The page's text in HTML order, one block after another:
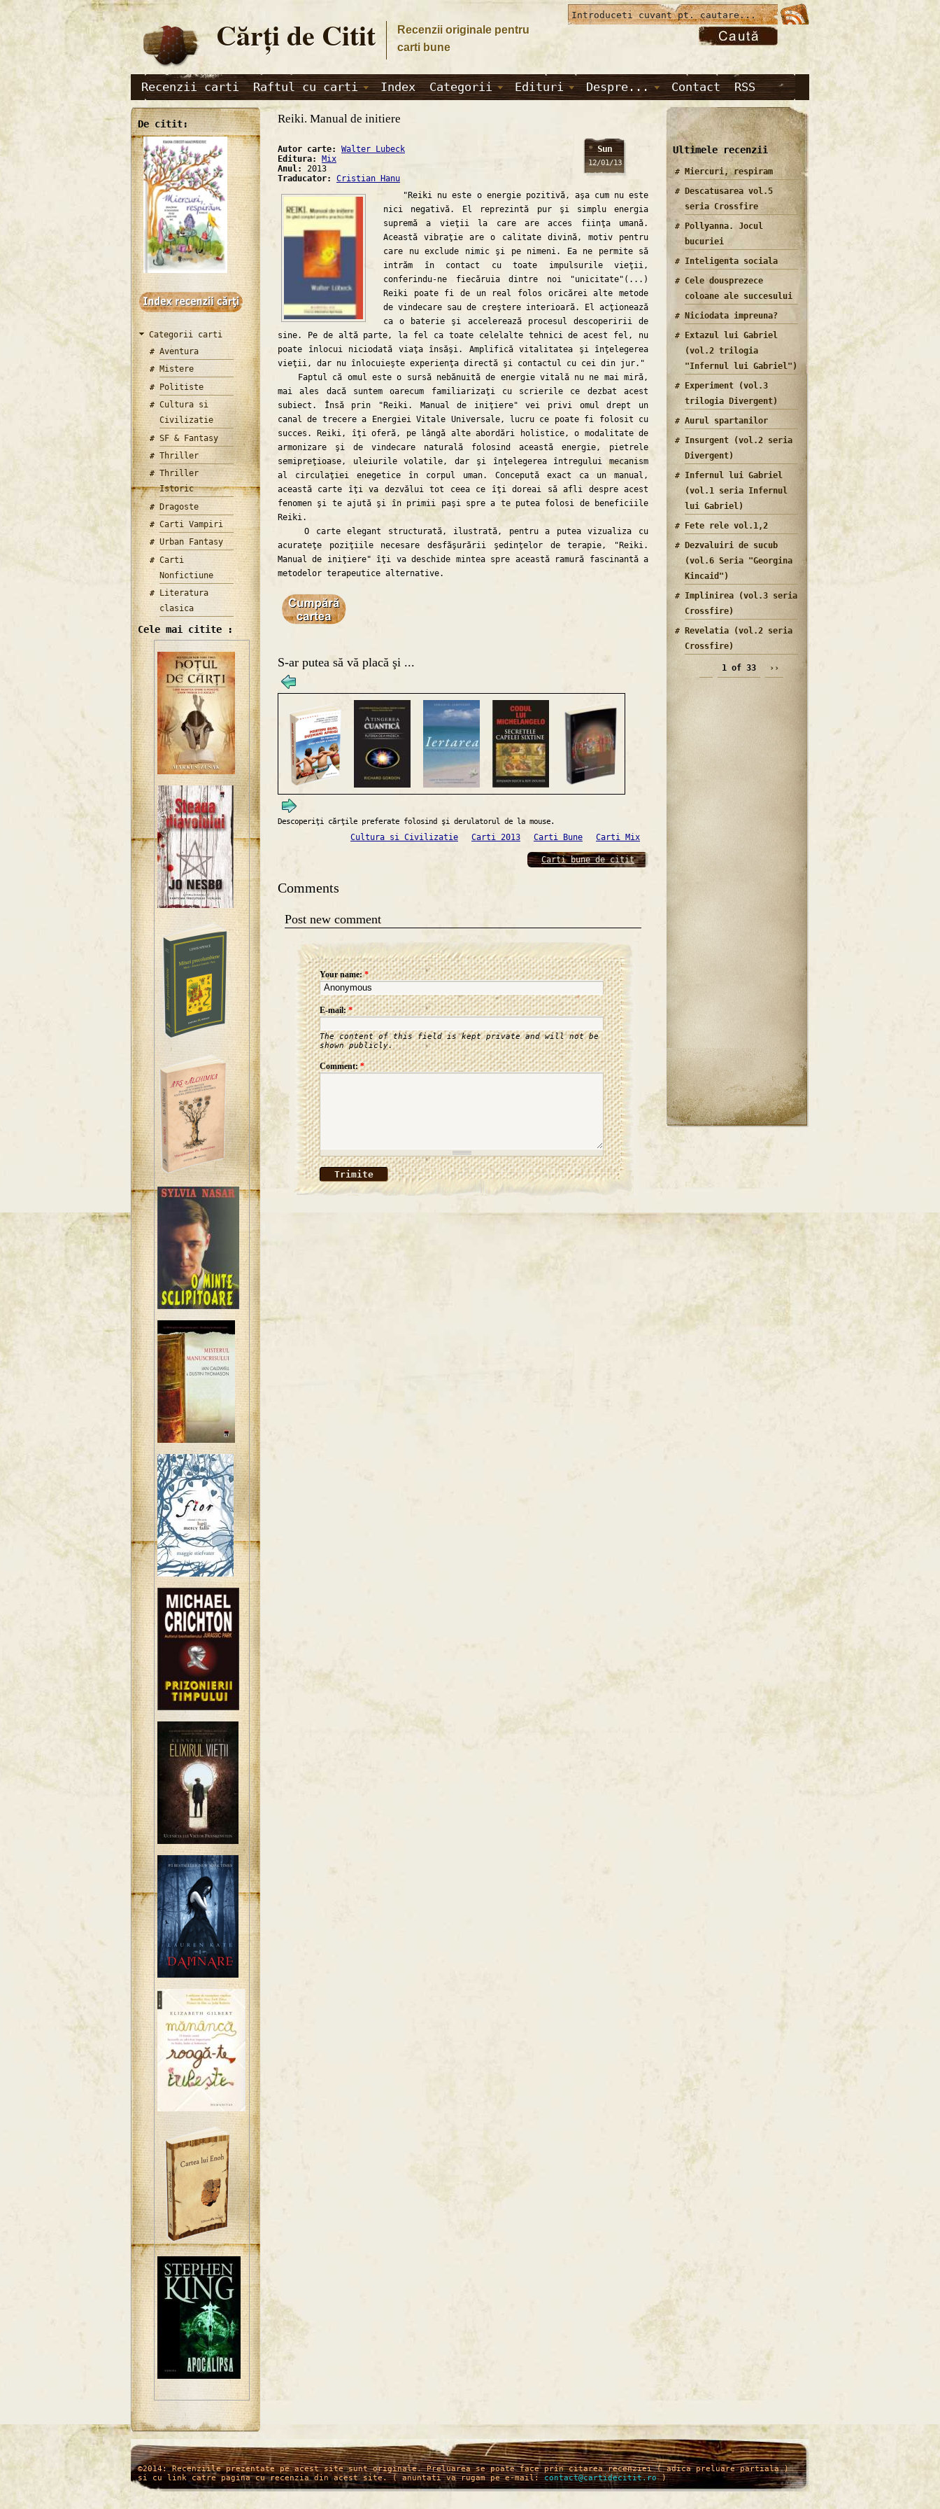
Cărţi de Citit
Recenzii originale pentru
carti bune
Recenzii carti Raftul cu carti Index Categorii Edituri Despre... Contact RSS
De citit:
Categorii carti
Aventura
Mistere
Politiste
Cultura si
Civilizatie
SF & Fantasy
Thriller
Thriller
Istoric
Dragoste
Carti Vampiri
Urban Fantasy
Carti
Nonfictiune
Literatura
clasica
Cele mai citite :
Reiki. Manual de initiere
Sun
12/01/13
Autor carte: Walter Lubeck
Editura: Mix
Anul: 2013
Traducator: Cristian Hanu
"Reiki nu este o energie pozitivă, aşa cum nu este
nici negativă. El reprezintă pur şi simplu energia
supremă a vieţii la care are acces fiinţa umană.
Această vibraţie are o calitate divină, motiv pentru
care nu exclude nimic şi pe nimeni. Ea ne permite să
intrăm în contact cu toate impulsurile vieţii,
conferindu-ne fiecăruia dintre noi "unicitate"(...)
Reiki poate fi de un real folos oricărei alte metode
de vindecare sau de creştere interioară. El acţionează
ca o baterie şi accelerează procesul descoperirii de
sine. Pe de altă parte, la fel ca toate celelalte tehnici de acest fel, nu
poate înlocui niciodată viaţa însăşi. Amplifică vitalitatea şi înţelegerea
vieţii, dar nu înlocuieşte experienţa directă şi contactul cu cei din jur."
Faptul că omul este o sursă nebănuită de energie vitală nu ne mai miră,
mai ales dacă suntem oarecum familiarizaţi cu scrierile ce dezbat acest
subiect. Însă prin "Reiki. Manual de iniţiere" vei privi omul drept un
canal de trecere a Energiei Vitale Universale, lucru ce poate fi folosit cu
succes. Reiki, îţi oferă, pe lângă alte abordări holistice, o modalitate de
armonizare şi de vindecare naturală folosind această energie, pietrele
semipreţioase, uleiurile volatile, dar şi înţelegerea întregului mecanism
al circulaţiei enegetice în corpul uman. Concepută exact ca un manual,
această carte îţi va dezvălui tot ceea ce îţi doreai să afli despre acest
fenomen şi te ajută şi în primii paşi spre a te putea folosi de beneficiile
Reiki.
O carte elegant structurată, ilustrată, pentru a putea vizualiza cu
acurateţe poziţiile necesare desfăşurării şedinţelor de terapie, "Reiki.
Manual de iniţiere" îţi va deschide mintea spre această ramură fascinantă a
metodelor terapeutice alternative.
S-ar putea să vă placă şi ...
Descoperiţi cărţile preferate folosind şi derulatorul de la mouse.
Cultura si Civilizatie Carti 2013 Carti Bune Carti Mix
Carti bune de citit
Comments
Post new comment
Your name:*
E-mail:*
The content of this field is kept private and will not be
shown publicly.
Comment:*
Ultimele recenzii
Miercuri, respiram
Descatusarea vol.5
seria Crossfire
Pollyanna. Jocul
bucuriei
Inteligenta sociala
Cele dousprezece
coloane ale succesului
Niciodata impreuna?
Extazul lui Gabriel
(vol.2 trilogia
"Infernul lui Gabriel")
Experiment (vol.3
trilogia Divergent)
Aurul spartanilor
Insurgent (vol.2 seria
Divergent)
Infernul lui Gabriel
(vol.1 seria Infernul
lui Gabriel)
Fete rele vol.1,2
Dezvaluiri de sucub
(vol.6 Seria "Georgina
Kincaid")
Implinirea (vol.3 seria
Crossfire)
Revelatia (vol.2 seria
Crossfire)
1 of 33 ››
/* */
©2014: Recenziile prezentate pe acest site sunt originale. Preluarea se poate face prin citarea recenziei ( adica preluare partiala )
si cu link catre pagina cu recenzia din acest site. ( anuntati va rugam pe e-mail:contact@cartidecitit.ro)